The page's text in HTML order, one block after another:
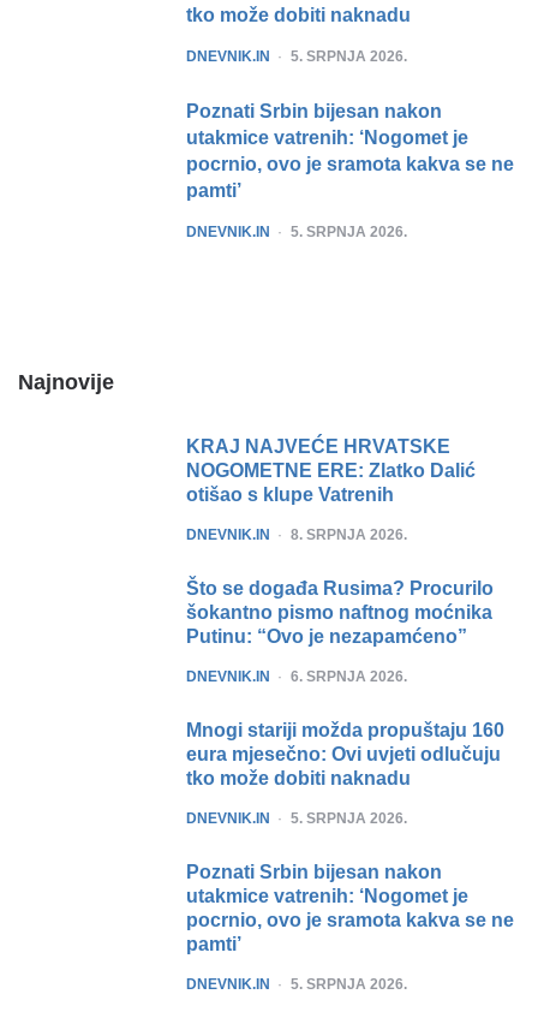
tko može dobiti naknadu
POSTED
DNEVNIK.IN 5. SRPNJA 2026.
Poznati Srbin bijesan nakon
utakmice vatrenih: ‘Nogomet je
pocrnio, ovo je sramota kakva se ne
pamti’
POSTED
DNEVNIK.IN 5. SRPNJA 2026.
Najnovije
KRAJ NAJVEĆE HRVATSKE
NOGOMETNE ERE: Zlatko Dalić
otišao s klupe Vatrenih
POSTED
DNEVNIK.IN 8. SRPNJA 2026.
Što se događa Rusima? Procurilo
šokantno pismo naftnog moćnika
Putinu: “Ovo je nezapamćeno”
POSTED
DNEVNIK.IN 6. SRPNJA 2026.
Mnogi stariji možda propuštaju 160
eura mjesečno: Ovi uvjeti odlučuju
tko može dobiti naknadu
POSTED
DNEVNIK.IN 5. SRPNJA 2026.
Poznati Srbin bijesan nakon
utakmice vatrenih: ‘Nogomet je
pocrnio, ovo je sramota kakva se ne
pamti’
POSTED
DNEVNIK.IN 5. SRPNJA 2026.